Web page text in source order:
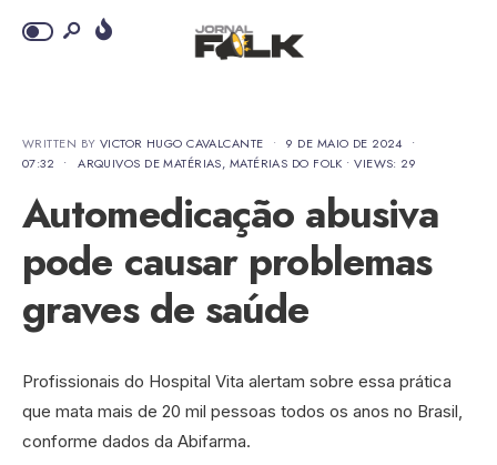
WRITTEN BY VICTOR HUGO CAVALCANTE • 9 DE MAIO DE 2024 •
07:32
• ARQUIVOS DE MATÉRIAS, MATÉRIAS DO FOLK •VIEWS: 29
Automedicação abusiva
pode causar problemas
graves de saúde
Profissionais do Hospital Vita alertam sobre essa prática
que mata mais de 20 mil pessoas todos os anos no Brasil,
conforme dados da Abifarma.